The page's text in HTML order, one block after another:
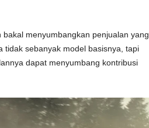
menyumbangkan penjualan yang
tidak sebanyak model basisnya, tapi
dapat menyumbang kontribusi